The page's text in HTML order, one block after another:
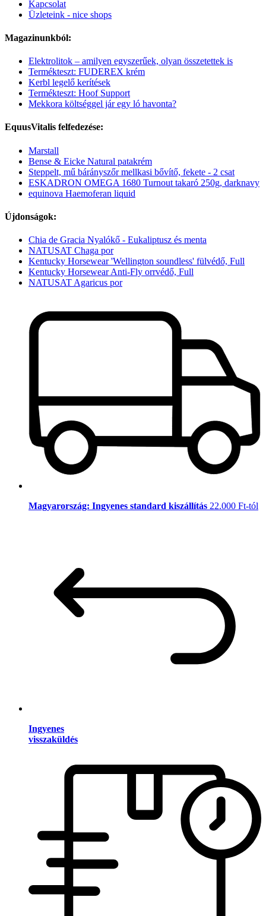
Kapcsolat
Üzleteink - nice shops
Magazinunkból:
Elektrolitok – amilyen egyszerűek, olyan összetettek is
Termékteszt: FUDEREX krém
Kerbl legelő kerítések
Termékteszt: Hoof Support
Mekkora költséggel jár egy ló havonta?
EquusVitalis felfedezése:
Marstall
Bense & Eicke Natural patakrém
Steppelt, mű bárányszőr mellkasi bővítő, fekete - 2 csat
ESKADRON OMEGA 1680 Turnout takaró 250g, darknavy
equinova Haemoferan liquid
Újdonságok:
Chia de Gracia Nyalókő - Eukaliptusz és menta
NATUSAT Chaga por
Kentucky Horsewear 'Wellington soundless' fülvédő, Full
Kentucky Horsewear Anti-Fly orrvédő, Full
NATUSAT Agaricus por
Magyarország: Ingyenes standard kiszállítás 22.000 Ft-tól
Ingyenes
visszaküldés